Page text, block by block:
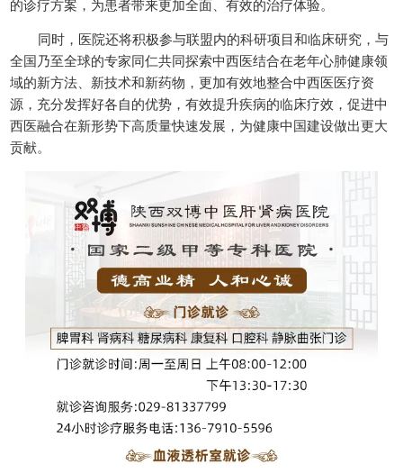
的诊疗方案，为患者带来更加全面、有效的治疗体验。
同时，医院还将积极参与联盟内的科研项目和临床研究，与
全国乃至全球的专家同仁共同探索中西医结合在老年心肺健康领
域的新方法、新技术和新药物，更加有效地整合中西医医疗资
源，充分发挥好各自的优势，有效提升疾病的临床疗效，促进中
西医融合在新形势下高质量快速发展，为健康中国建设做出更大
贡献。